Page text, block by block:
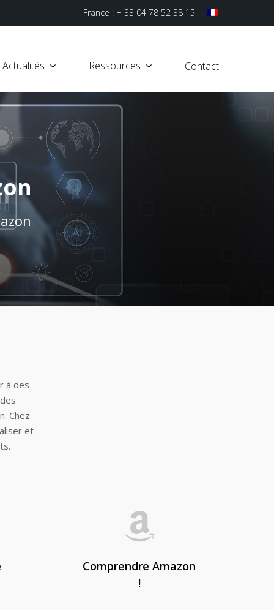
France : + 33 04 78 52 38 15
Actualités Ressources Contact
à des
Chez
et
Comprendre Amazon
!